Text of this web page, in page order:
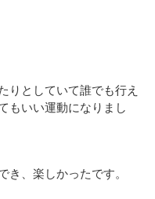
りとしていて誰でも行え
もいい運動になりまし
、楽しかったです。